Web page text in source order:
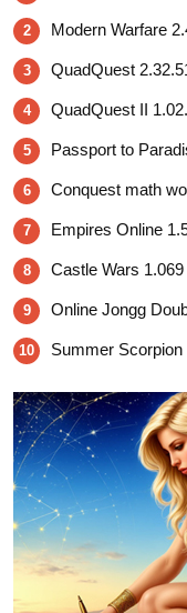
2 Modern Warfare
3 QuadQuest
4 QuadQuest II
5 Passport to
6 Conquest math
7 Empires Online
8 Castle Wars 1.069
9 Online Jongg
10 Summer Scorpion